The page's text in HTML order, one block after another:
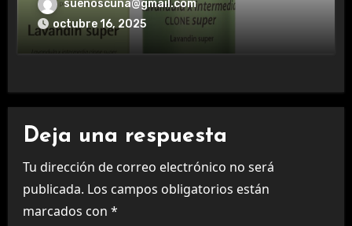
suenoscuna@gmail.com
octubre 16, 2025
Deja una respuesta
Tu dirección de correo electrónico no será
publicada. Los campos obligatorios están
marcados con *